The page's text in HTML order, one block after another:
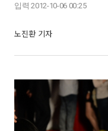
입력 2012-10-06 00:25
노진환 기자